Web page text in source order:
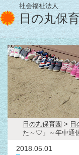
社会福祉法人
日の丸保
日の丸保育園 > 日
た～♡」～年中通
2018.05.01